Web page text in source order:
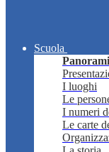
Scuola
I luoghi
Le
I numeri
Le carte